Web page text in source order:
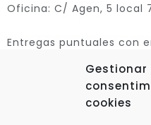
Gestionar
cookies
Oficina: C/ Agen, 5 local
Entregas puntuales con